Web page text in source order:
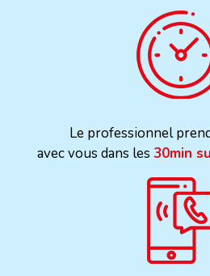
Le professionnel
avec vous dans les 30min